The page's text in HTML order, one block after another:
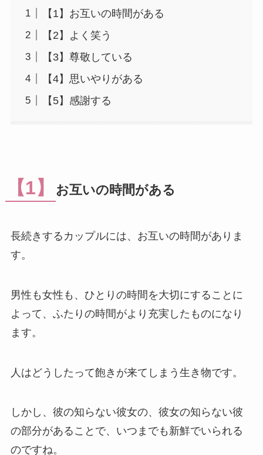
【1】お互いの時間がある
【2】よく笑う
【3】尊敬している
【4】思いやりがある
【5】感謝する
【1】 お互いの時間がある
長続きするカップルには、お互いの時間がありま
す。
男性も女性も、ひとりの時間を大切にすることに
よって、ふたりの時間がより充実したものになり
ます。
人はどうしたって飽きが来てしまう生き物です。
しかし、彼の知らない彼女の、彼女の知らない彼
の部分があることで、いつまでも新鮮でいられる
のですね。